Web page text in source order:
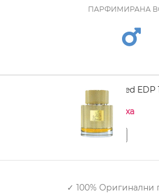
ПАРФИМИРАНА
LATTAFA Qaa'ed EDP
Нема на залиха
✓ 100% Оригинални